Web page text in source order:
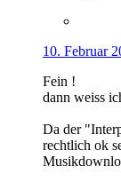
10. Februar
Fein !
dann weiss
Da der
rechtlich ok